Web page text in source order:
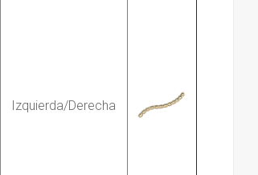
Izquierda/Derecha